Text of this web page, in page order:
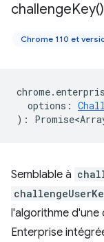
challengeKey()
Chrome 110 et
chrome.
options :
) :
Semblable à
l'algorithme d'une
Enterprise